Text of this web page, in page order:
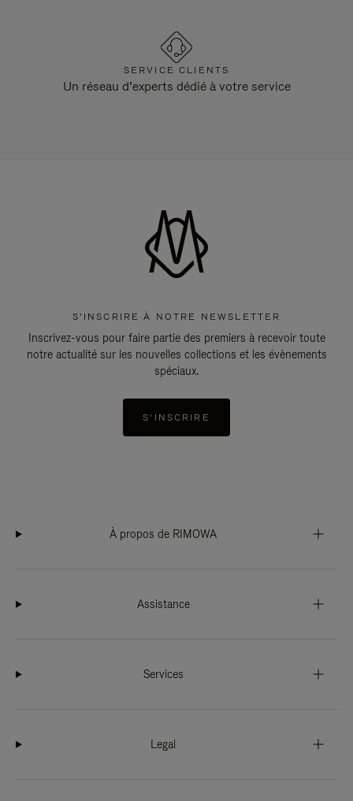
SERVICE CLIENTS
Un réseau d’experts dédié à votre service
S'INSCRIRE À NOTRE NEWSLETTER
Inscrivez-vous pour faire partie des premiers à recevoir toute
notre actualité sur les nouvelles collections et les évènements
spéciaux.
S'INSCRIRE
À propos de RIMOWA
Assistance
Services
Legal